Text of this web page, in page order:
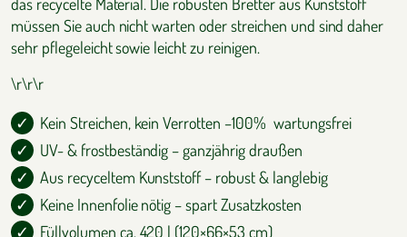
müssen Sie auch nicht warten oder streichen und sind daher
sehr pflegeleicht sowie leicht zu reinigen.
\r\r\r
Kein Streichen, kein Verrotten –100% wartungsfrei
UV- & frostbeständig – ganzjährig draußen
Aus recyceltem Kunststoff – robust & langlebig
Keine Innenfolie nötig – spart Zusatzkosten
Füllvolumen ca. 420 l (120×66×53 cm)